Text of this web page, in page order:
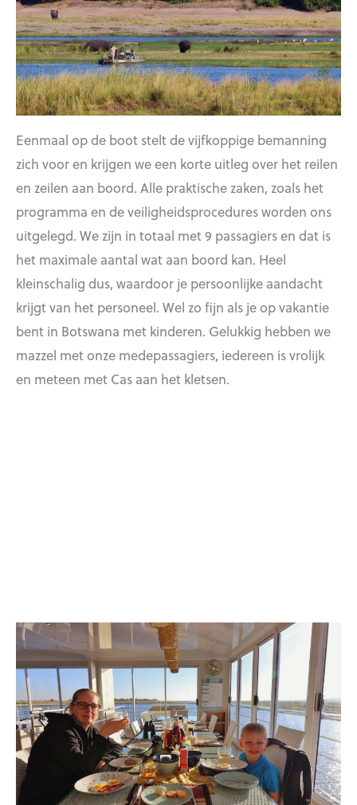
Eenmaal op de boot stelt de vijfkoppige bemanning
zich voor en krijgen we een korte uitleg over het reilen
en zeilen aan boord. Alle praktische zaken, zoals het
programma en de veiligheidsprocedures worden ons
uitgelegd. We zijn in totaal met 9 passagiers en dat is
het maximale aantal wat aan boord kan. Heel
kleinschalig dus, waardoor je persoonlijke aandacht
krijgt van het personeel. Wel zo fijn als je op vakantie
bent in Botswana met kinderen. Gelukkig hebben we
mazzel met onze medepassagiers, iedereen is vrolijk
en meteen met Cas aan het kletsen.